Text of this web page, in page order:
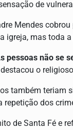
de
Mendes
igreja, mas toda
pessoas não se
destacou o
também teriam
repetição dos
de Santa Fé e